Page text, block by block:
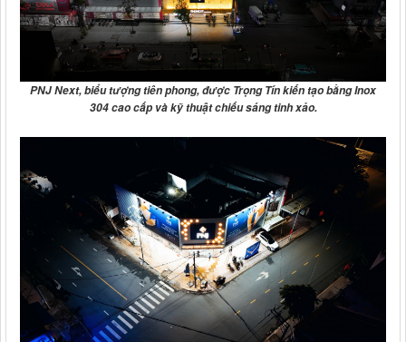
PNJ Next, biểu tượng tiên phong, được Trọng Tínkiến tạo bằng Inox
304 cao cấp và kỹ thuật chiếu sáng tinh xảo.